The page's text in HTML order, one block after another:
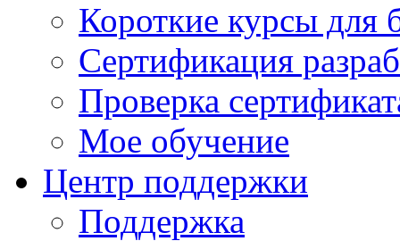
Короткие курсы для
Сертификация
Проверка
Мое обучение
Центр поддержки
Поддержка